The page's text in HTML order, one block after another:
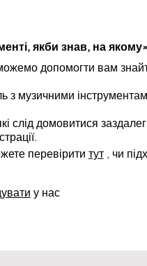
якби знав, на якому»
допомогти вам
з музичними
слід домовитися
перевірити тут, чи
у нас